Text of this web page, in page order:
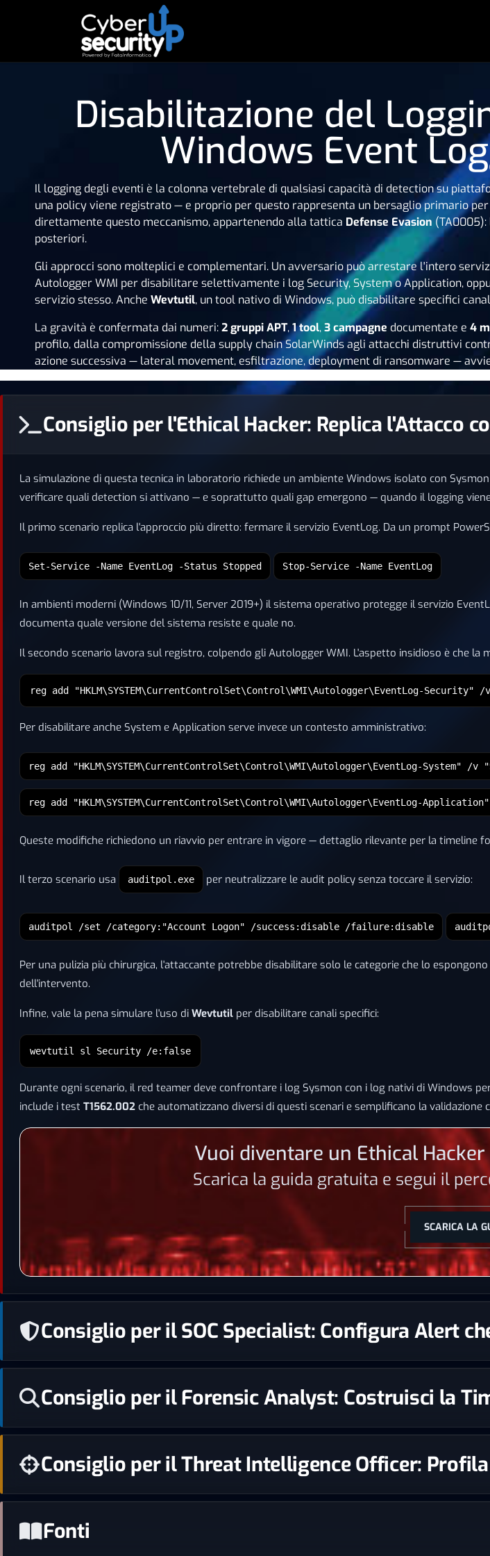
Disabilitazione del
Windows Event
Il logging degli eventi è la colonna vertebrale di qualsiasi capacità di detection su
una policy viene registrato — e proprio per questo rappresenta un bersaglio primario
direttamente questo meccanismo, appartenendo alla tattica Defense Evasion
posteriori.
Gli approcci sono molteplici e complementari. Un avversario può arrestare l'intero
Autologger WMI per disabilitare selettivamente i log Security, System o Application,
servizio stesso. Anche Wevtutil, un tool nativo di Windows, può disabilitare specifici
La gravità è confermata dai numeri:2 gruppi APT,1 tool,3 campagne documentate e 4
profilo, dalla compromissione della supply chain SolarWinds agli attacchi distruttivi
azione successiva — lateral movement, esfiltrazione, deployment di ransomware —
Consiglio per l'Ethical Hacker: Replica l'Attacco
La simulazione di questa tecnica in laboratorio richiede un ambiente Windows isolato con
verificare quali detection si attivano — e soprattutto quali gap emergono — quando il logging
Il primo scenario replica l'approccio più diretto: fermare il servizio EventLog. Da un prompt
Set-Service -Name EventLog -Status Stopped Stop-Service -Name EventLog
In ambienti moderni (Windows 10/11, Server 2019+) il sistema operativo protegge il servizio
documenta quale versione del sistema resiste e quale no.
Il secondo scenario lavora sul registro, colpendo gli Autologger WMI. L'aspetto insidioso è che
reg add "HKLM\SYSTEM\CurrentControlSet\Control\WMI\Autologger\EventLog-Security"
Per disabilitare anche System e Application serve invece un contesto amministrativo:
reg add "HKLM\SYSTEM\CurrentControlSet\Control\WMI\Autologger\EventLog-System" /
reg add "HKLM\SYSTEM\CurrentControlSet\Control\WMI\Autologger\EventLog-
Queste modifiche richiedono un riavvio per entrare in vigore — dettaglio rilevante per la timeline
Il terzo scenario usa auditpol.exe per neutralizzare le audit policy senza toccare il servizio:
auditpol /set /category:"Account Logon" /success:disable /failure:disable
Per una pulizia più chirurgica, l'attaccante potrebbe disabilitare solo le categorie che lo
dell'intervento.
Infine, vale la pena simulare l'uso di Wevtutil per disabilitare canali specifici:
wevtutil sl Security /e:false
Durante ogni scenario, il red teamer deve confrontare i log Sysmon con i log nativi di Windows
include i test T1562.002 che automatizzano diversi di questi scenari e semplificano la validazione
Vuoi diventare un Ethical
Scarica la guida gratuita e segui il
SCARICA LA
Consiglio per il SOC Specialist: Configura Alert
Consiglio per il Forensic Analyst: Costruisci la
Consiglio per il Threat Intelligence Officer:
Fonti